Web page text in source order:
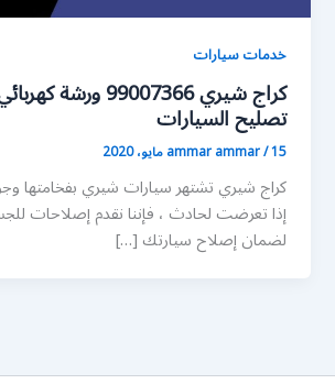
خدمات سيارات
كراج شيري
تصليح السيارات
ammar ammar/15 مايو، 2020
كراج شيري تشتهر سيارات شيري بفخامتها
إذا تعرضت لحادث ، فإننا نقدم إصلاحات
لضمان إصلاح سيارتك […]